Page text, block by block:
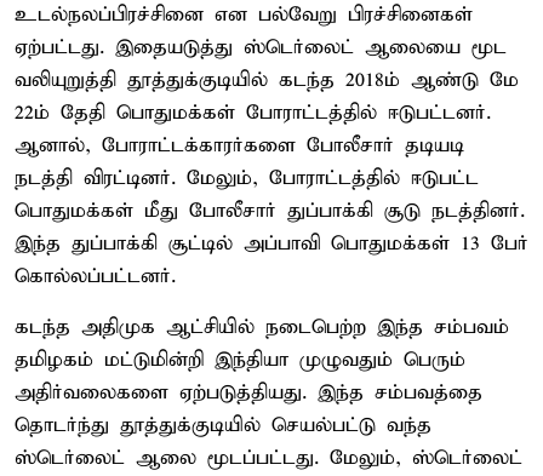
உடல்நலப்பிரச்சினை என பல்வேறு பிரச்சினைகள்
ஏற்பட்டது. இதையடுத்து ஸ்டெர்லைட் ஆலையை மூட
வலியுறுத்தி தூத்துக்குடியில் கடந்த 2018ம் ஆண்டு மே
22ம் தேதி பொதுமக்கள் போராட்டத்தில் ஈடுபட்டனர்.
ஆனால், போராட்டக்காரர்களை போலீசார் தடியடி
நடத்தி விரட்டினர். மேலும், போராட்டத்தில் ஈடுபட்ட
பொதுமக்கள் மீது போலீசார் துப்பாக்கி சூடு நடத்தினர்.
இந்த துப்பாக்கி சூட்டில் அப்பாவி பொதுமக்கள் 13 பேர்
கொல்லப்பட்டனர்.
கடந்த அதிமுக ஆட்சியில் நடைபெற்ற இந்த சம்பவம்
தமிழகம் மட்டுமின்றி இந்தியா முழுவதும் பெரும்
அதிர்வலைகளை ஏற்படுத்தியது. இந்த சம்பவத்தை
தொடர்ந்து தூத்துக்குடியில் செயல்பட்டு வந்த
ஸ்டெர்லைட் ஆலை மூடப்பட்டது. மேலும், ஸ்டெர்லைட்